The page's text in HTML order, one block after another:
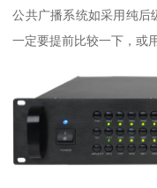
公共广播系统如采用纯后
一定要提前比较一下，或